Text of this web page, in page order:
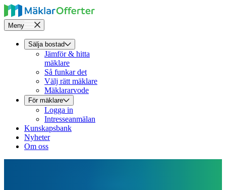
Meny
Sälja bostad
Jämför & hitta
mäklare
Så funkar det
Välj rätt mäklare
Mäklararvode
För mäklare
Logga in
Intresseanmälan
Kunskapsbank
Nyheter
Om oss